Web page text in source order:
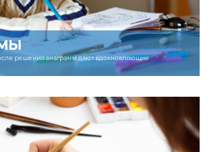
решения анаграмм дают вдохновляющие